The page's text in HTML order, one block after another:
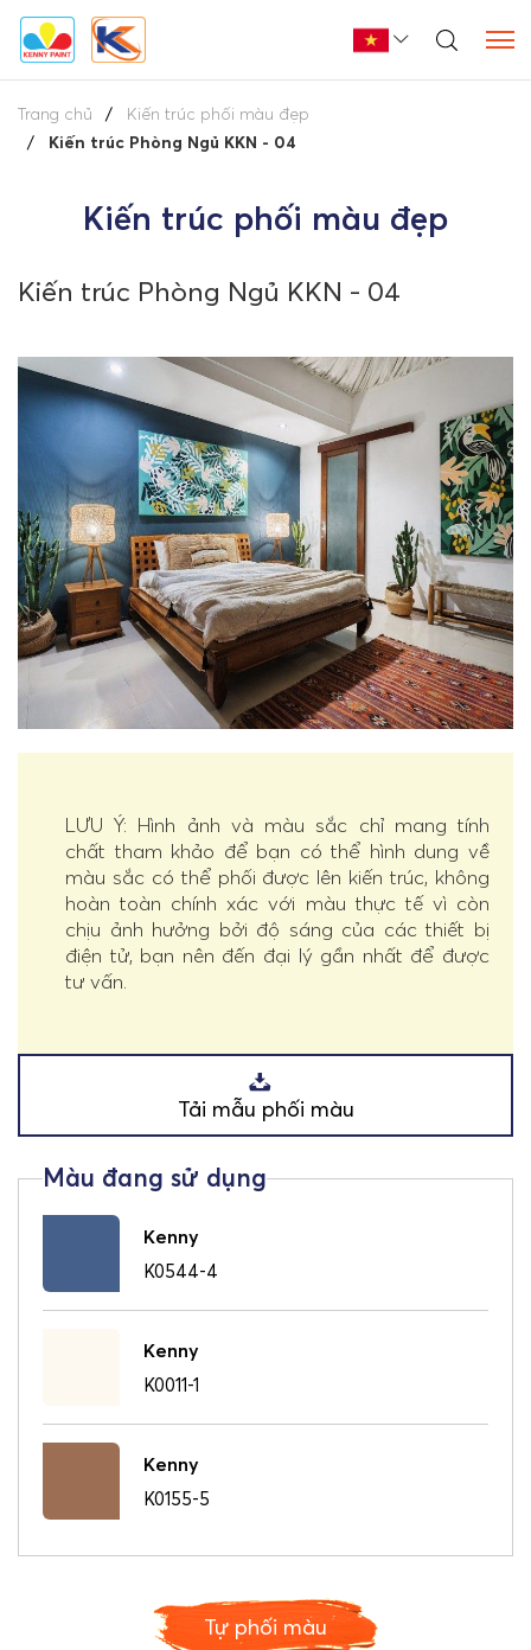
Trang chủ
Kiến trúc phối màu đẹp
Kiến trúc Phòng Ngủ KKN - 04
Kiến trúc phối màu đẹp
Kiến trúc Phòng Ngủ KKN - 04
LƯU Ý: Hình ảnh và màu sắc chỉ mang tính
chất tham khảo để bạn có thể hình dung về
màu sắc có thể phối được lên kiến trúc, không
hoàn toàn chính xác với màu thực tế vì còn
chịu ảnh hưởng bởi độ sáng của các thiết bị
điện tử, bạn nên đến đại lý gần nhất để được
tư vấn.
Tải mẫu phối màu
Kenny
K0544-4
Kenny
K0011-1
Kenny
K0155-5
Tự phối màu